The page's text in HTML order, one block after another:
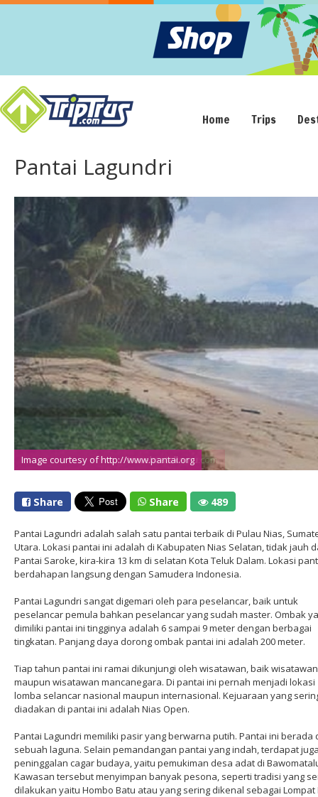
Home Trips
Pantai Lagundri
Image courtesy of http://www.pantai.org
Image courtesy of http://travelmatekamu.com
Share Share 489
Pantai Lagundri adalah salah satu pantai terbaik di Pulau Nias,
Utara. Lokasi pantai ini adalah di Kabupaten Nias Selatan, tidak jauh
Pantai Saroke, kira-kira 13 km di selatan Kota Teluk Dalam. Lokasi
berdahapan langsung dengan Samudera Indonesia.
Pantai Lagundri sangat digemari oleh para peselancar, baik untuk
peselancar pemula bahkan peselancar yang sudah master. Ombak
dimiliki pantai ini tingginya adalah 6 sampai 9 meter dengan berbagai
tingkatan. Panjang daya dorong ombak pantai ini adalah 200 meter.
Tiap tahun pantai ini ramai dikunjungi oleh wisatawan, baik
maupun wisatawan mancanegara. Di pantai ini pernah menjadi lokasi
lomba selancar nasional maupun internasional. Kejuaraan yang
diadakan di pantai ini adalah Nias Open.
Pantai Lagundri memiliki pasir yang berwarna putih. Pantai ini berada
sebuah laguna. Selain pemandangan pantai yang indah, terdapat
peninggalan cagar budaya, yaitu pemukiman desa adat di
Kawasan tersebut menyimpan banyak pesona, seperti tradisi yang
dilakukan yaitu Hombo Batu atau yang sering dikenal sebagai Lompat